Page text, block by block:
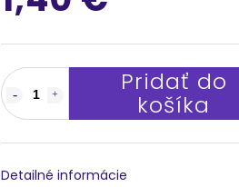
Pridať do
košíka
Detailné informácie